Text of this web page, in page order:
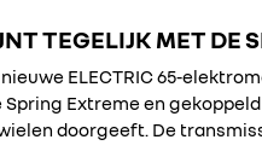
TEGELIJK MET DE
ELECTRIC 65-
Extreme en
doorgeeft. De